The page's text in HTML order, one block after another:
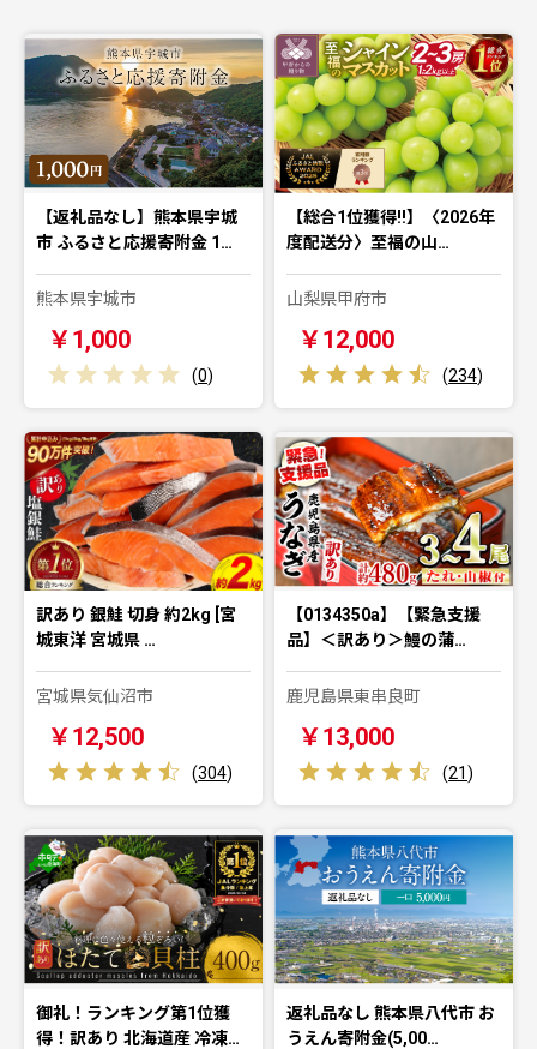
【返礼品なし】熊本県宇城
市 ふるさと応援寄附金 1…
熊本県宇城市
￥1,000
(0)
【総合1位獲得!!】〈2026年
度配送分〉至福の山…
山梨県甲府市
￥12,000
(234)
訳あり 銀鮭 切身 約2kg [宮
城東洋 宮城県 …
宮城県気仙沼市
￥12,500
(304)
【0134350a】【緊急支援
品】＜訳あり＞鰻の蒲…
鹿児島県東串良町
￥13,000
(21)
御礼！ランキング第1位獲
得！訳あり 北海道産 冷凍…
返礼品なし 熊本県八代市 お
うえん寄附金(5,00…